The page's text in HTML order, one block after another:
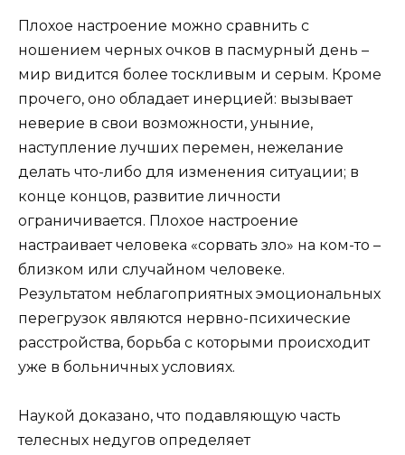
Плохое настроение можно сравнить с
ношением черных очков в пасмурный день –
мир видится более тоскливым и серым. Кроме
прочего, оно обладает инерцией: вызывает
неверие в свои возможности, уныние,
наступление лучших перемен, нежелание
делать что-либо для изменения ситуации; в
конце концов, развитие личности
ограничивается. Плохое настроение
настраивает человека «сорвать зло» на ком-то –
близком или случайном человеке.
Результатом неблагоприятных эмоциональных
перегрузок являются нервно-психические
расстройства, борьба с которыми происходит
уже в больничных условиях.
Наукой доказано, что подавляющую часть
телесных недугов определяет